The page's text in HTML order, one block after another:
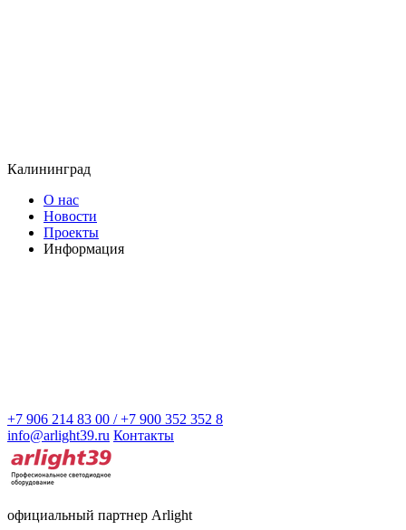
Калининград
О нас
Новости
Проекты
Информация
+7 906 214 83 00 / +7 900 352 352 8
info@arlight39.ru Контакты
официальный партнер Arlight